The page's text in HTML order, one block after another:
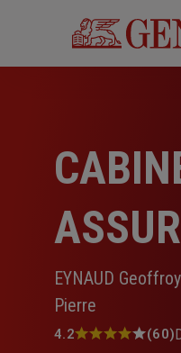
EYNAUD
Pierre
Note
4.2 (60)